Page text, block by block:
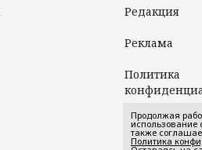
Редакция
Реклама
Политика
соглашение
Продолжая
использование
также
Политика